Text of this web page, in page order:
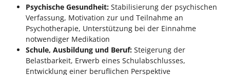
Psychische Gesundheit: Stabilisierung der psychischen
Verfassung, Motivation zur und Teilnahme an
Psychotherapie, Unterstützung bei der Einnahme
notwendiger Medikation
Schule, Ausbildung und Beruf: Steigerung der
Belastbarkeit, Erwerb eines Schulabschlusses,
Entwicklung einer beruflichen Perspektive